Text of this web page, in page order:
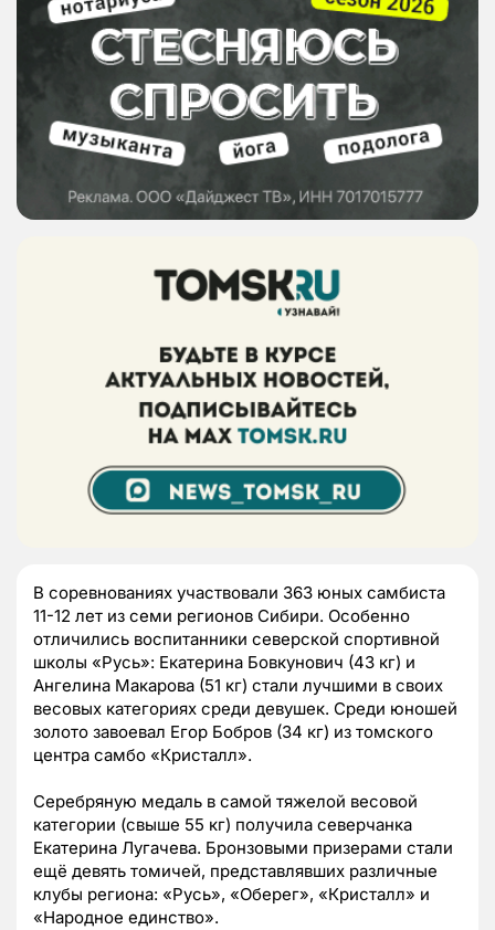
В соревнованиях участвовали 363 юных самбиста
11-12 лет из семи регионов Сибири. Особенно
отличились воспитанники северской спортивной
школы «Русь»: Екатерина Бовкунович (43 кг) и
Ангелина Макарова (51 кг) стали лучшими в своих
весовых категориях среди девушек. Среди юношей
золото завоевал Егор Бобров (34 кг) из томского
центра самбо «Кристалл».
Серебряную медаль в самой тяжелой весовой
категории (свыше 55 кг) получила северчанка
Екатерина Лугачева. Бронзовыми призерами стали
ещё девять томичей, представлявших различные
клубы региона: «Русь», «Оберег», «Кристалл» и
«Народное единство».